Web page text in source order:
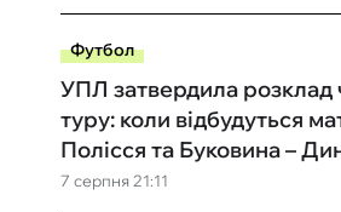
Футбол
7 серпня 21:11
УПЛ затвердила розклад
туру: коли відбудуться
Полісся та Буковина –